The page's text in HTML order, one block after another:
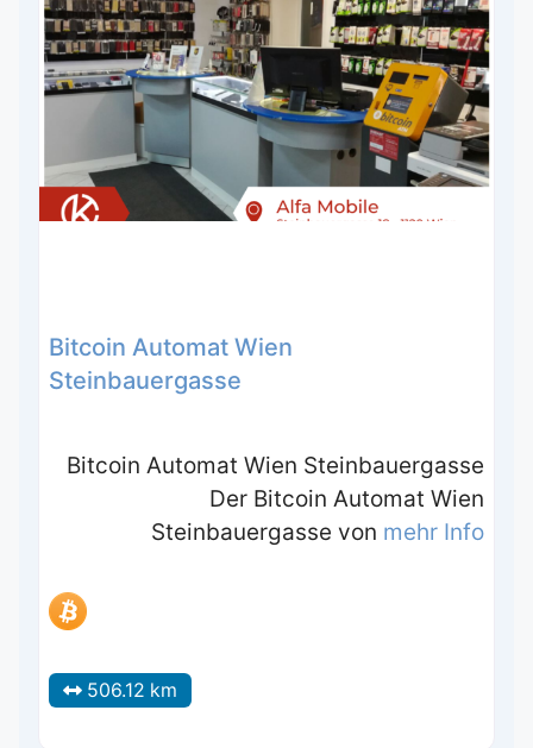
Bitcoin Automat Wien
Steinbauergasse
Bitcoin Automat Wien Steinbauergasse
Der Bitcoin Automat Wien
Steinbauergasse von mehr Info
506.12 km